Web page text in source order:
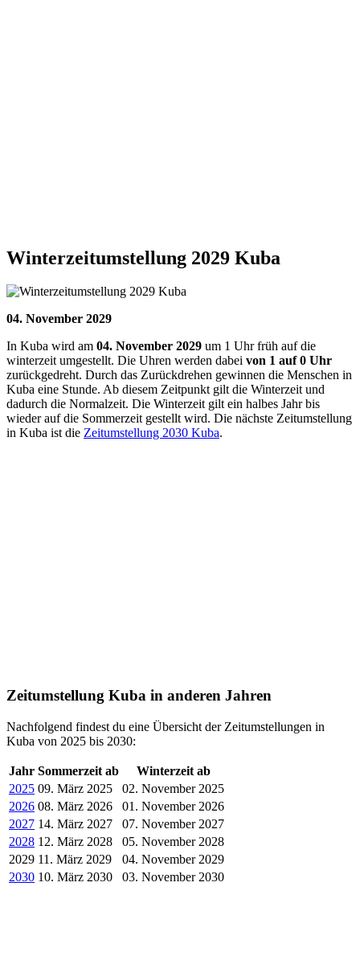
Winterzeitumstellung 2029 Kuba
04. November 2029
In Kuba wird am 04. November 2029 um 1 Uhr früh auf die
winterzeit umgestellt. Die Uhren werden dabei von 1 auf 0 Uhr
zurückgedreht. Durch das Zurückdrehen gewinnen die Menschen in
Kuba eine Stunde. Ab diesem Zeitpunkt gilt die Winterzeit und
dadurch die Normalzeit. Die Winterzeit gilt ein halbes Jahr bis
wieder auf die Sommerzeit gestellt wird. Die nächste Zeitumstellung
in Kuba ist die Zeitumstellung 2030 Kuba.
Zeitumstellung Kuba in anderen Jahren
Nachfolgend findest du eine Übersicht der Zeitumstellungen in
Kuba von 2025 bis 2030:
Jahr Sommerzeit ab
Winterzeit ab
2025 09. März 2025
02. November 2025
2026 08. März 2026
01. November 2026
2027 14. März 2027
07. November 2027
2028 12. März 2028
05. November 2028
2029 11. März 2029
04. November 2029
2030 10. März 2030 03. November 2030